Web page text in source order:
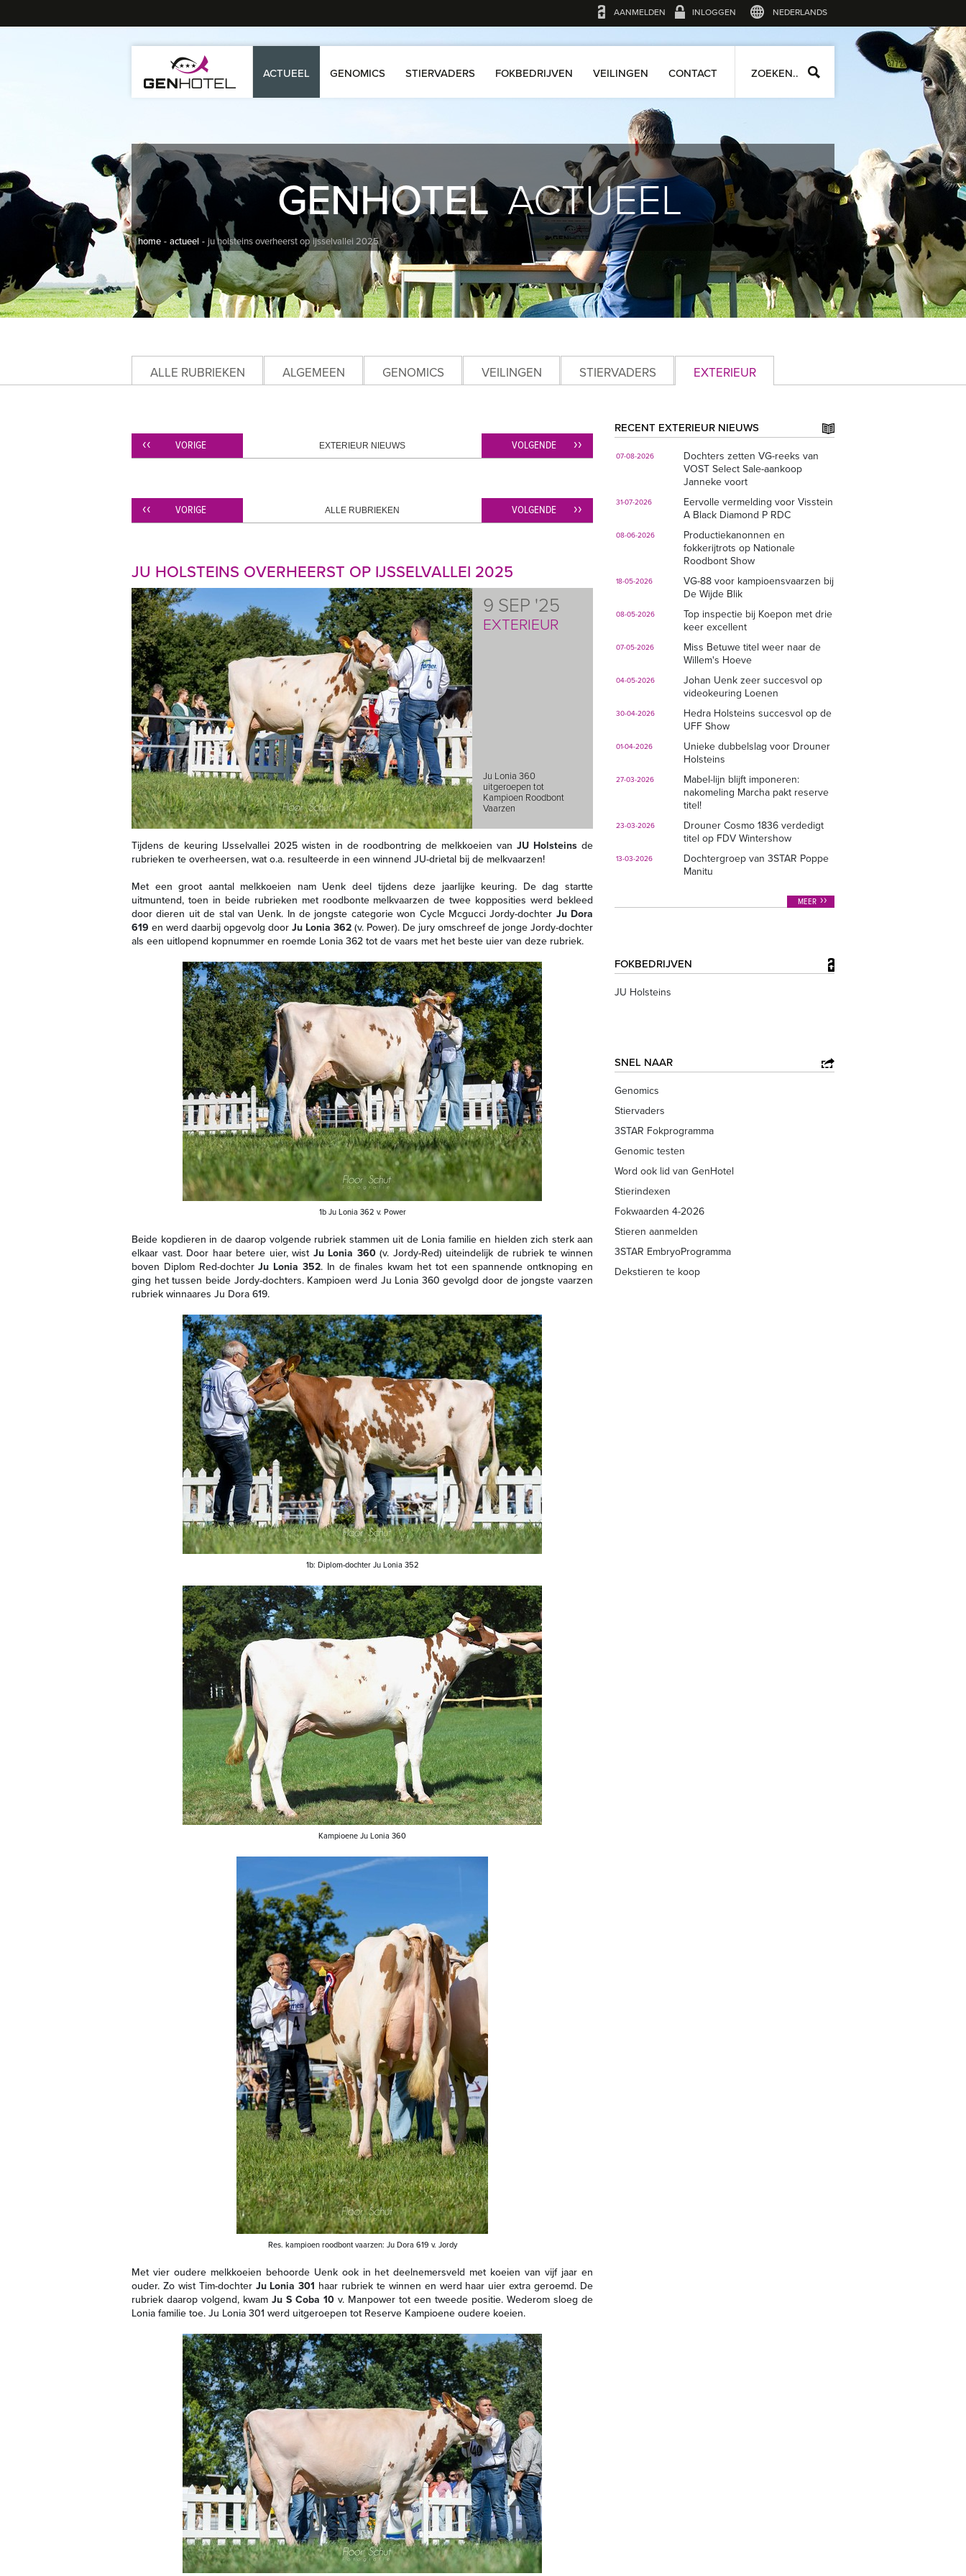
AANMELDEN INLOGGEN NEDERLANDS
ACTUEEL GENOMICS STIERVADERS FOKBEDRIJVEN VEILINGEN CONTACT ZOEKEN..
GENHOTELACTUEEL
home actueel ju holsteins overheerst op ijsselvallei 2025
ALLE RUBRIEKEN ALGEMEEN GENOMICS VEILINGEN STIERVADERS EXTERIEUR
VORIGE EXTERIEUR NIEUWS VOLGENDE
VORIGE ALLE RUBRIEKEN VOLGENDE
JU HOLSTEINS OVERHEERST OP IJSSELVALLEI 2025
9 SEP '25
EXTERIEUR
Ju Lonia 360
uitgeroepen tot
Kampioen Roodbont
Vaarzen
Tijdens de keuring IJsselvallei 2025 wisten in de roodbontring de melkkoeien van JU Holsteins de
rubrieken te overheersen, wat o.a. resulteerde in een winnend JU-drietal bij de melkvaarzen!
Met een groot aantal melkkoeien nam Uenk deel tijdens deze jaarlijke keuring. De dag startte
uitmuntend, toen in beide rubrieken met roodbonte melkvaarzen de twee kopposities werd bekleed
door dieren uit de stal van Uenk. In de jongste categorie won Cycle Mcgucci Jordy-dochter Ju Dora
619 en werd daarbij opgevolg door Ju Lonia 362 (v. Power). De jury omschreef de jonge Jordy-dochter
als een uitlopend kopnummer en roemde Lonia 362 tot de vaars met het beste uier van deze rubriek.
1b Ju Lonia 362 v. Power
Beide kopdieren in de daarop volgende rubriek stammen uit de Lonia familie en hielden zich sterk aan
elkaar vast. Door haar betere uier, wist Ju Lonia 360 (v. Jordy-Red) uiteindelijk de rubriek te winnen
boven Diplom Red-dochterJu Lonia 352. In de finales kwam het tot een spannende ontknoping en
ging het tussen beide Jordy-dochters. Kampioen werd Ju Lonia 360 gevolgd door de jongste vaarzen
rubriek winnaares Ju Dora 619.
1b: Diplom-dochter Ju Lonia 352
Kampioene Ju Lonia 360
Res. kampioen roodbont vaarzen: Ju Dora 619 v. Jordy
Met vier oudere melkkoeien behoorde Uenk ook in het deelnemersveld met koeien van vijf jaar en
ouder. Zo wist Tim-dochter Ju Lonia 301 haar rubriek te winnen en werd haar uier extra geroemd. De
rubriek daarop volgend, kwam Ju S Coba 10 v. Manpower tot een tweede positie. Wederom sloeg de
Lonia familie toe. Ju Lonia 301 werd uitgeroepen tot Reserve Kampioene oudere koeien.
RECENT EXTERIEUR NIEUWS
07-08-2026
Dochters zetten VG-reeks van
VOST Select Sale-aankoop
Janneke voort
31-07-2026
Eervolle vermelding voor Visstein
A Black Diamond P RDC
08-06-2026
Productiekanonnen en
fokkerijtrots op Nationale
Roodbont Show
18-05-2026
VG-88 voor kampioensvaarzen bij
De Wijde Blik
08-05-2026
Top inspectie bij Koepon met drie
keer excellent
07-05-2026
Miss Betuwe titel weer naar de
Willem's Hoeve
04-05-2026
Johan Uenk zeer succesvol op
videokeuring Loenen
30-04-2026
Hedra Holsteins succesvol op de
UFF Show
01-04-2026
Unieke dubbelslag voor Drouner
Holsteins
27-03-2026
Mabel-lijn blijft imponeren:
nakomeling Marcha pakt reserve
titel!
23-03-2026
Drouner Cosmo 1836 verdedigt
titel op FDV Wintershow
13-03-2026
Dochtergroep van 3STAR Poppe
Manitu
MEER
FOKBEDRIJVEN
JU Holsteins
SNEL NAAR
Genomics
Stiervaders
3STAR Fokprogramma
Genomic testen
Word ook lid van GenHotel
Stierindexen
Fokwaarden 4-2026
Stieren aanmelden
3STAR EmbryoProgramma
Dekstieren te koop